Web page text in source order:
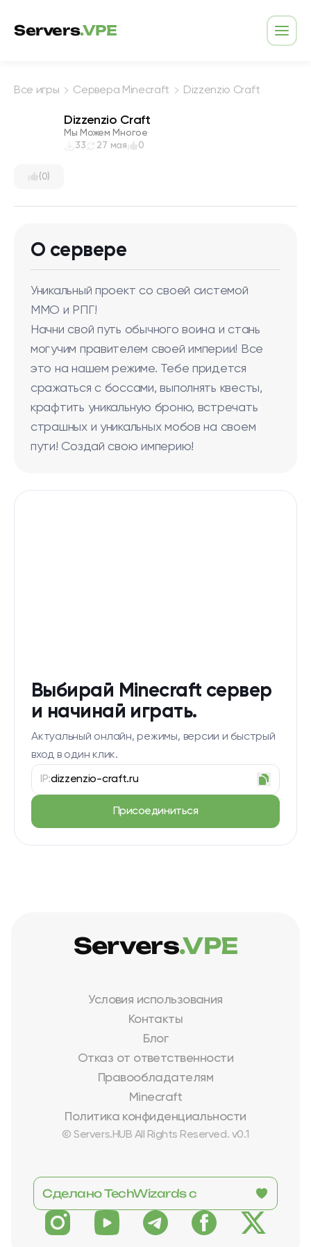
Servers.VPE
Все игры Сервера Minecraft Dizzenzio Craft
(0)
Dizzenzio Craft
Мы Можем Многое
33
27 мая 0
О сервере
Уникальный проект со своей системой
ММО и РПГ!
Начни свой путь обычного воина и стань
могучим правителем своей империи! Все
это на нашем режиме. Тебе придется
сражаться с боссами, выполнять квесты,
крафтить уникальную броню, встречать
страшных и уникальных мобов на своем
пути! Создай свою империю!
Выбирай Minecraft сервер
и начинай играть.
Актуальный онлайн, режимы, версии и быстрый
вход в один клик.
IP:dizzenzio-craft.ru
Присоединиться
Условия использования
Контакты
Блог
Отказ от ответственности
Правообладателям
Minecraft
Политика конфиденциальности
© Servers.HUB All Rights Reserved. v0.1
Servers.VPE
Сделано TechWizards с